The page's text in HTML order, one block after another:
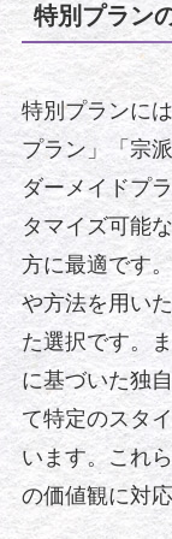
特別プラン
特別プランに
プラン」「宗
ダーメイドプ
タマイズ可能
方に最適です
や方法を用い
た選択です。
に基づいた独
て特定のスタ
います。これ
の価値観に対